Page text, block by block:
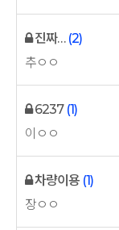
진짜… (2)
추ㅇㅇ
6237 (1)
이ㅇㅇ
차량이용 (1)
장ㅇㅇ